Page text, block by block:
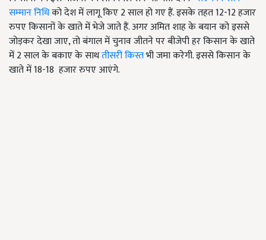
सम्मान निधिको देश में लागू किए 2 साल हो गए हैं. इसके तहत 12-12 हजार
रुपए किसानों के खाते में भेजे जाते हैं. अगर अमित शाह के बयान को इससे
जोड़कर देखा जाए, तो बंगाल में चुनाव जीतने पर बीजेपी हर किसान के खाते
में 2 साल के बकाए के साथतीसरी किस्तभी जमा करेगी. इससे किसान के
खाते में 18-18 हजार रुपए आएंगे.